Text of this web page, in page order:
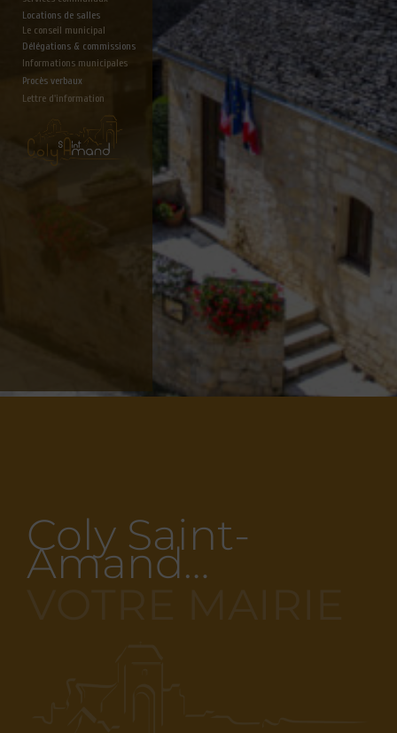
Locations de salles
Le conseil municipal
Délégations & commissions
Informations municipales
Lettre d'information
Procès verbaux
Coly Saint-
Amand…